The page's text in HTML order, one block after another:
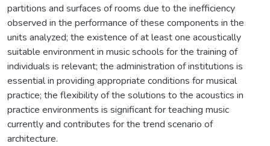
partitions and surfaces of rooms due to the inefficiency
observed in the performance of these components in the
units analyzed; the existence of at least one acoustically
suitable environment in music schools for the training of
individuals is relevant; the administration of institutions is
essential in providing appropriate conditions for musical
practice; the flexibility of the solutions to the acoustics in
practice environments is significant for teaching music
currently and contributes for the trend scenario of
architecture.